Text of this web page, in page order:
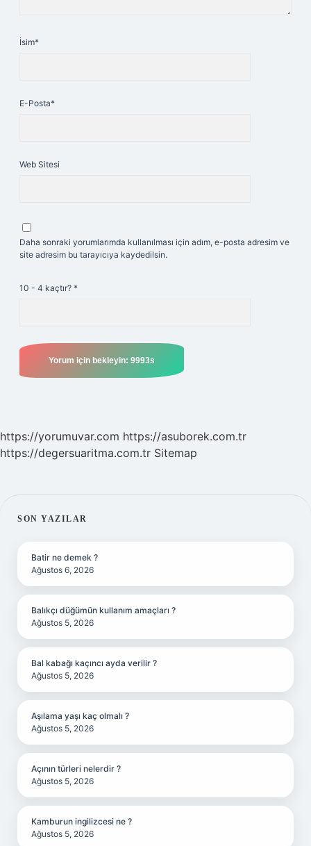
İsim*
E-Posta*
Web Sitesi
Daha sonraki yorumlarımda kullanılması için adım, e-posta adresim ve
site adresim bu tarayıcıya kaydedilsin.
10 - 4 kaçtır? *
https://yorumuvar.com https://asuborek.com.tr
https://degersuaritma.com.tr Sitemap
SIDEBAR
SON YAZILAR
Batir ne demek ?
Ağustos 6, 2026
Balıkçı düğümün kullanım amaçları ?
Ağustos 5, 2026
Bal kabağı kaçıncı ayda verilir ?
Ağustos 5, 2026
Aşılama yaşı kaç olmalı ?
Ağustos 5, 2026
Açının türleri nelerdir ?
Ağustos 5, 2026
Kamburun ingilizcesi ne ?
Ağustos 5, 2026